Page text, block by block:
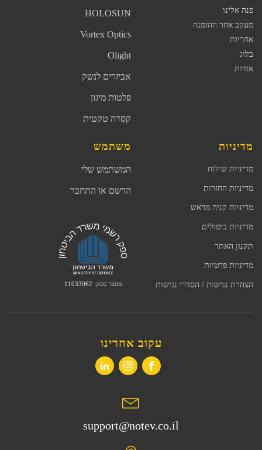
פנה אלינו
מעקב אחר ההזמנה
אחריות
בלוג
אודות
HOLOSUN
Vortex Optics
Olight
אביזרים לנשק
פלטות מיגון
קסדה טקטית
מדיניות
מדיניות שילוח
מדיניות החזרות
מדיניות קניה מראש
מדיניות ביטולים
תקנון האתר
מדיניות פרטיות
הצהרת נגישות / הסדרי נגישות
משתמש
המשתמש שלי
הרשם או התחבר
מספר ספק: 11033062
עקוב אחרינו
support@notev.co.il